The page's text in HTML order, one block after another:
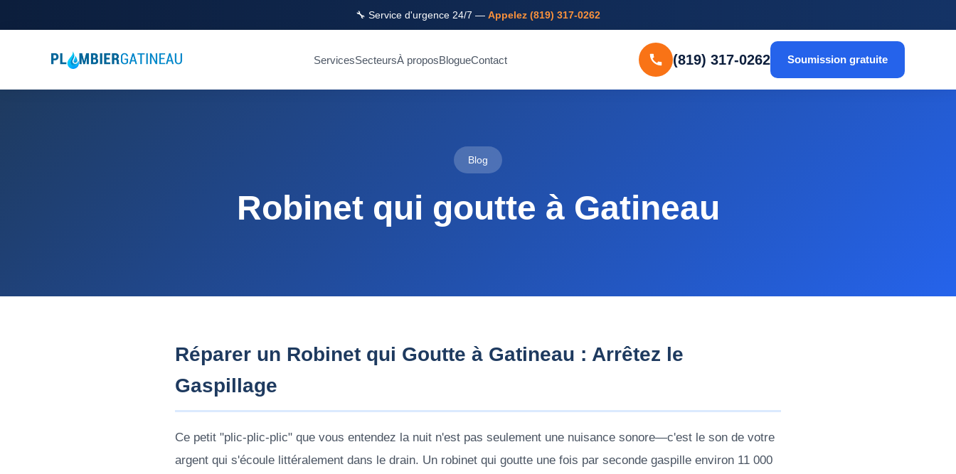
🔧 Service d'urgence 24/7 — Appelez (819) 317-0262
ServicesSecteursÀ proposBlogueContact (819) 317-0262 Soumission gratuite
Blog
Robinet qui goutte à Gatineau
Réparer un Robinet qui Goutte à Gatineau : Arrêtez le
Gaspillage
Ce petit "plic-plic-plic" que vous entendez la nuit n'est pas seulement une nuisance sonore—c'est le son de votre
argent qui s'écoule littéralement dans le drain. Un robinet qui goutte une fois par seconde gaspille environ 11 000